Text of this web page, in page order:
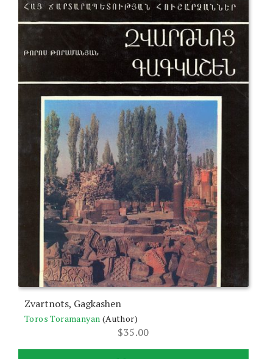
Zvartnots, Gagkashen
Toros Toramanyan (Author)
$35.00